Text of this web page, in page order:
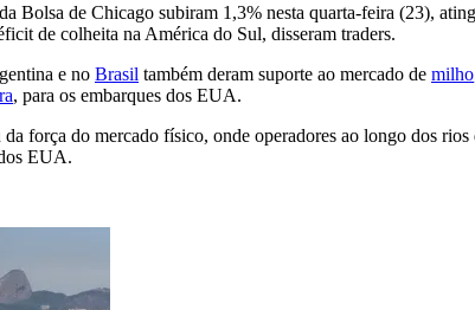
da Bolsa de Chicago subiram 1,3% nesta quarta-feira (23),
de colheita na América do Sul, disseram traders.
e no Brasil também deram suporte ao mercado de milho
, para os embarques dos EUA.
força do mercado físico, onde operadores ao longo dos
EUA.